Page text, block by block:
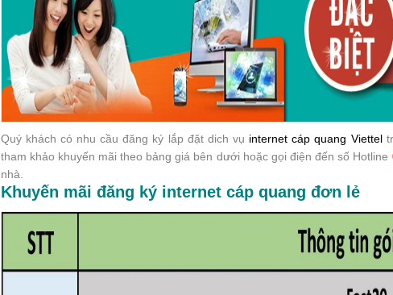
Quý khách có nhu cầu đăng ký lắp đặt dich vụ internet cáp quang Viettel
tham khảo khuyến mãi theo bảng giá bên dưới hoặc gọi điện đến số Hotline
nhà.
Khuyến mãi đăng ký internet cáp quang đơn lẻ